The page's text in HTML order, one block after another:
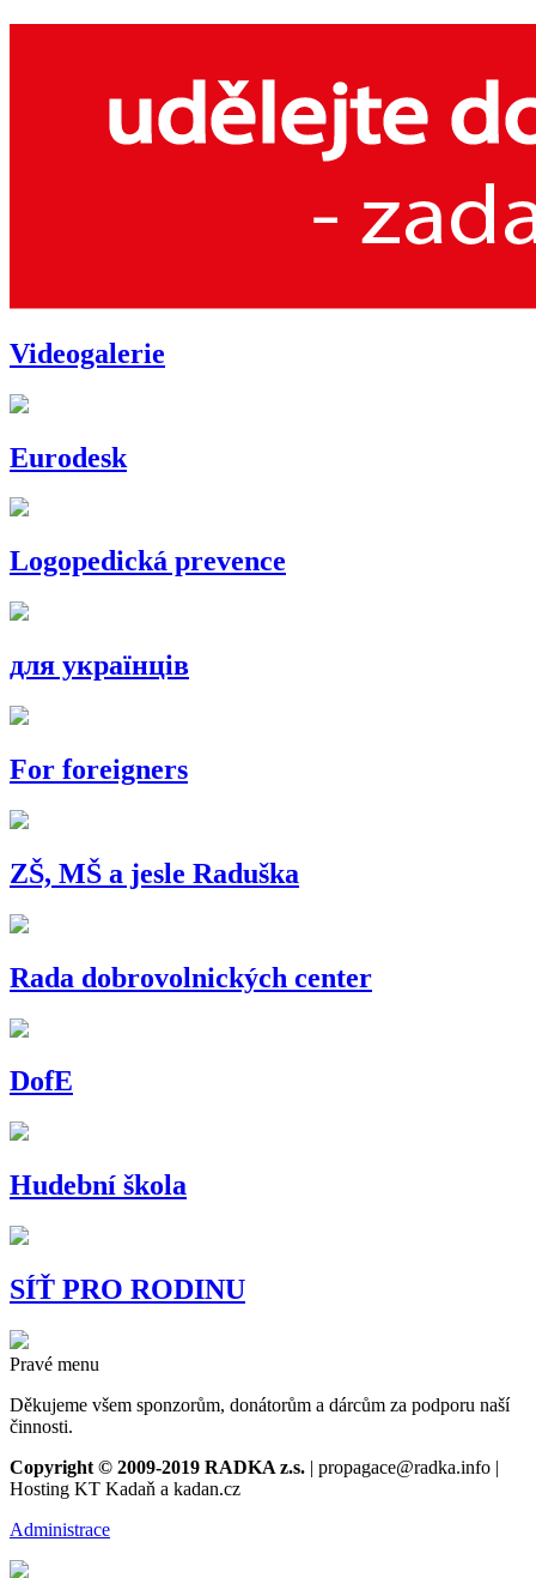
Videogalerie
Eurodesk
Logopedická prevence
для українців
For foreigners
ZŠ, MŠ a jesle Raduška
Rada dobrovolnických center
DofE
Hudební škola
SÍŤ PRO RODINU
Pravé menu
Děkujeme všem sponzorům, donátorům a dárcům za podporu naší
činnosti.
Copyright © 2009-2019 RADKA z.s. | propagace@radka.info |
Hosting KT Kadaň a kadan.cz
Administrace